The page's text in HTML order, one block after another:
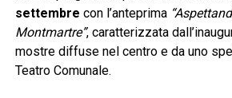
settembre con l’anteprima
Montmartre”, caratterizzata
mostre diffuse nel centro e da uno
Teatro Comunale.